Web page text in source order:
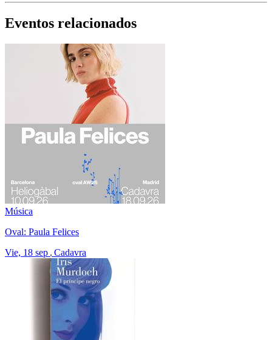
Eventos relacionados
Música
Oval: Paula Felices
Vie, 18 sep Cadavra